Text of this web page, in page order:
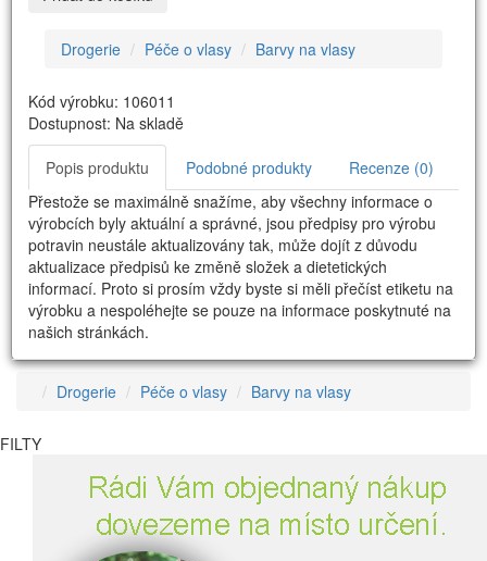
Drogerie Péče o vlasy Barvy na vlasy
Kód výrobku: 106011
Dostupnost: Na skladě
Popis produktu Podobné produkty
Recenze (0)
Přestože se maximálně snažíme, aby všechny informace o
výrobcích byly aktuální a správné, jsou předpisy pro výrobu
potravin neustále aktualizovány tak, může dojít z důvodu
aktualizace předpisů ke změně složek a dietetických
informací. Proto si prosím vždy byste si měli přečíst etiketu na
výrobku a nespoléhejte se pouze na informace poskytnuté na
našich stránkách.
Drogerie Péče o vlasy Barvy na vlasy
FILTY